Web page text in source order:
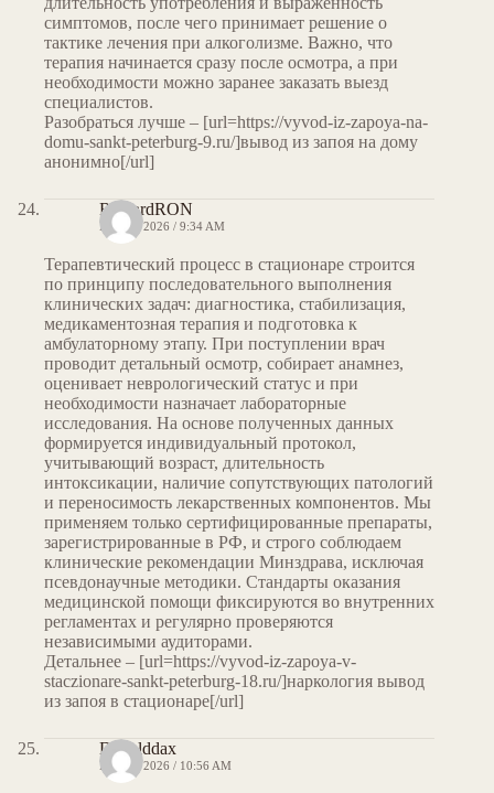
симптомов, после чего принимает решение о
тактике лечения при алкоголизме. Важно, что
терапия начинается сразу после осмотра, а при
необходимости можно заранее заказать выезд
специалистов.
Разобраться лучше – [url=https://vyvod-iz-zapoya-na-
domu-sankt-peterburg-9.ru/]вывод из запоя на дому
анонимно[/url]
RichardRON
MAY 7, 2026 / 9:34 AM
Терапевтический процесс в стационаре строится
по принципу последовательного выполнения
клинических задач: диагностика, стабилизация,
медикаментозная терапия и подготовка к
амбулаторному этапу. При поступлении врач
проводит детальный осмотр, собирает анамнез,
оценивает неврологический статус и при
необходимости назначает лабораторные
исследования. На основе полученных данных
формируется индивидуальный протокол,
учитывающий возраст, длительность
интоксикации, наличие сопутствующих патологий
и переносимость лекарственных компонентов. Мы
применяем только сертифицированные препараты,
зарегистрированные в РФ, и строго соблюдаем
клинические рекомендации Минздрава, исключая
псевдонаучные методики. Стандарты оказания
медицинской помощи фиксируются во внутренних
регламентах и регулярно проверяются
независимыми аудиторами.
Детальнее – [url=https://vyvod-iz-zapoya-v-
staczionare-sankt-peterburg-18.ru/]наркология вывод
из запоя в стационаре[/url]
Donalddax
MAY 7, 2026 / 10:56 AM